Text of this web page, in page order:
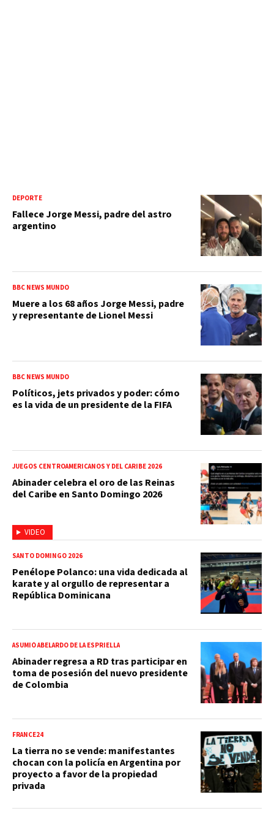
DEPORTE
Fallece Jorge Messi, padre del astro
argentino
BBC NEWS MUNDO
Muere a los 68 años Jorge Messi, padre
y representante de Lionel Messi
BBC NEWS MUNDO
Políticos, jets privados y poder: cómo
es la vida de un presidente de la FIFA
VIDEO
JUEGOS CENTROAMERICANOS Y DEL CARIBE 2026
Abinader celebra el oro de las Reinas
del Caribe en Santo Domingo 2026
SANTO DOMINGO 2026
Penélope Polanco: una vida dedicada al
karate y al orgullo de representar a
República Dominicana
ASUMIÓ ABELARDO DE LA ESPRIELLA
Abinader regresa a RD tras participar en
toma de posesión del nuevo presidente
de Colombia
FRANCE24
La tierra no se vende: manifestantes
chocan con la policía en Argentina por
proyecto a favor de la propiedad
privada